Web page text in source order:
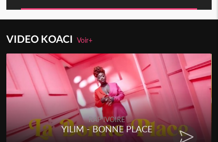
VIDEO KOACIVoir+
RAP IVOIRE
YILIM - BONNE PLACE